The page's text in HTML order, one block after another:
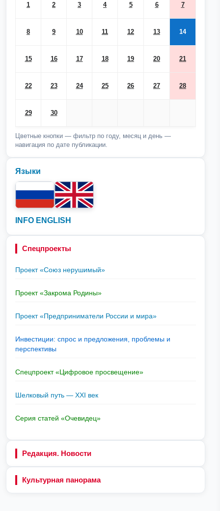
1 2 3 4 5 6 7
8 9 10 11 12 13 14
15 16 17 18 19 20 21
22 23 24 25 26 27 28
29 30
Цветные кнопки — фильтр по году, месяц и день —
навигация по дате публикации.
Языки
INFO ENGLISH
Спецпроекты
Проект «Союз нерушимый»
Проект «Закрома Родины»
Проект «Предприниматели России и мира»
Инвестиции: спрос и предложения, проблемы и
перспективы
Спецпроект «Цифровое просвещение»
Шелковый путь — XXI век
Серия статей «Очевидец»
Редакция. Новости
Культурная панорама